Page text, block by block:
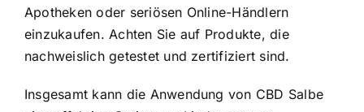
Apotheken oder seriösen Online-Händlern
einzukaufen. Achten Sie auf Produkte, die
nachweislich getestet und zertifiziert sind.
Insgesamt kann die Anwendung von CBD Salbe